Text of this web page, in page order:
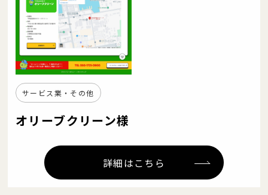
サービス業・その他
オリーブクリーン様
詳細はこちら